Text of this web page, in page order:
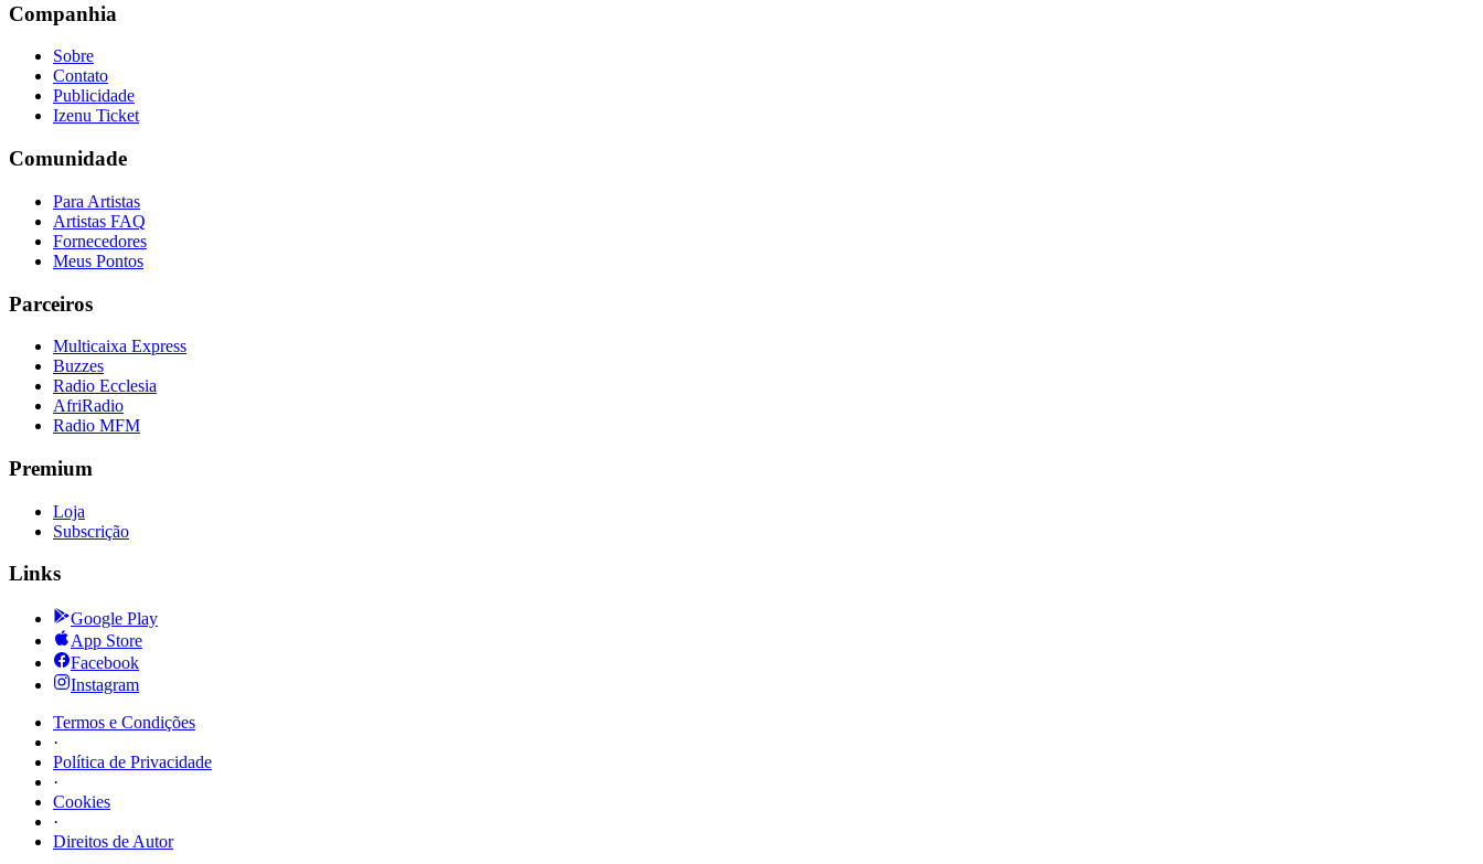
Companhia
Sobre
Contato
Publicidade
Izenu Ticket
Comunidade
Para Artistas
Artistas FAQ
Fornecedores
Meus Pontos
Parceiros
Multicaixa Express
Buzzes
Radio Ecclesia
AfriRadio
Radio MFM
Premium
Loja
Subscrição
Links
Google Play
App Store
Facebook
Instagram
Termos e Condições
·
Política de Privacidade
·
Cookies
·
Direitos de Autor